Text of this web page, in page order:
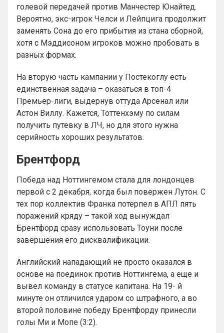
голевой передачей против Манчестер Юнайтед.
Вероятно, экс-игрок Челси и Лейпцига продолжит
заменять Сона до его прибытия из стана сборной,
хотя с Мэддисоном игроков можно пробовать в
разных формах.
На вторую часть кампании у Постекоглу есть
единственная задача – оказаться в топ-4
Премьер-лиги, выдернув оттуда Арсенал или
Астон Виллу. Кажется, Тоттенхэму по силам
получить путевку в ЛЧ, но для этого нужна
серийность хороших результатов.
Брентфорд
Победа над Ноттингемом стала для лондонцев
первой с 2 декабря, когда был повержен Лутон. С
тех пор коллектив Франка потерпел в АПЛ пять
поражений кряду – такой ход вынуждал
Брентфорд сразу использовать Тоуни после
завершения его дисквалификации.
Английский нападающий не просто оказался в
основе на поединок против Ноттингема, а еще и
вывел команду в статусе капитана. На 19- й
минуте он отличился ударом со штрафного, а во
второй половине победу Брентфорду принесли
голы Ми и Мопе (3:2).